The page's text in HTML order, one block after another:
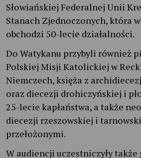
Słowiańskiej Federalnej Unii
Stanach Zjednoczonych, która
obchodzi 50-lecie działalności.
Do Watykanu przybyli również
Polskiej Misji Katolickiej w
Niemczech, księża z
oraz diecezji drohiczyńskiej i
25-lecie kapłaństwa, a także
diecezji rzeszowskiej i
przełożonymi.
W audiencji uczestniczyły także